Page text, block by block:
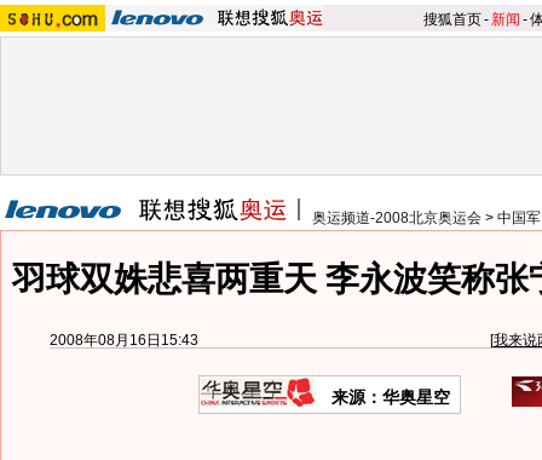
搜狐首页-新闻 -
奥运频道-2008北京奥运会 > 中国
羽球双姝悲喜两重天 李永波笑称张
2008年08月16日15:43 [我来说
来源：华奥星空